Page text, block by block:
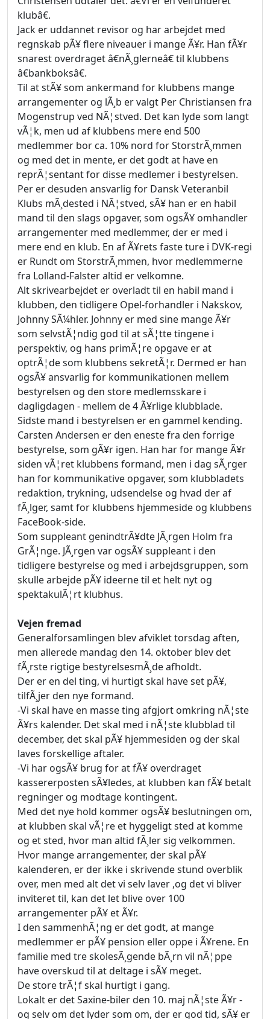
klubâ€.
Jack er uddannet revisor og har arbejdet med
regnskab pÃ¥ flere niveauer i mange Ã¥r. Han fÃ¥r
snarest overdraget â€nÃ¸glerneâ€ til klubbens
â€bankboksâ€.
Til at stÃ¥ som ankermand for klubbens mange
arrangementer og lÃ¸b er valgt Per Christiansen fra
Mogenstrup ved NÃ¦stved. Det kan lyde som langt
vÃ¦k, men ud af klubbens mere end 500
medlemmer bor ca. 10% nord for StorstrÃ¸mmen
og med det in mente, er det godt at have en
reprÃ¦sentant for disse medlemer i bestyrelsen.
Per er desuden ansvarlig for Dansk Veteranbil
Klubs mÃ¸dested i NÃ¦stved, sÃ¥ han er en habil
mand til den slags opgaver, som ogsÃ¥ omhandler
arrangementer med medlemmer, der er med i
mere end en klub. En af Ã¥rets faste ture i DVK-regi
er Rundt om StorstrÃ¸mmen, hvor medlemmerne
fra Lolland-Falster altid er velkomne.
Alt skrivearbejdet er overladt til en habil mand i
klubben, den tidligere Opel-forhandler i Nakskov,
Johnny SÃ¼hler. Johnny er med sine mange Ã¥r
som selvstÃ¦ndig god til at sÃ¦tte tingene i
perspektiv, og hans primÃ¦re opgave er at
optrÃ¦de som klubbens sekretÃ¦r. Dermed er han
ogsÃ¥ ansvarlig for kommunikationen mellem
bestyrelsen og den store medlemsskare i
dagligdagen - mellem de 4 Ã¥rlige klubblade.
Sidste mand i bestyrelsen er en gammel kending.
Carsten Andersen er den eneste fra den forrige
bestyrelse, som gÃ¥r igen. Han har for mange Ã¥r
siden vÃ¦ret klubbens formand, men i dag sÃ¸rger
han for kommunikative opgaver, som klubbladets
redaktion, trykning, udsendelse og hvad der af
fÃ¸lger, samt for klubbens hjemmeside og klubbens
FaceBook-side.
Som suppleant genindtrÃ¥dte JÃ¸rgen Holm fra
GrÃ¦nge. JÃ¸rgen var ogsÃ¥ suppleant i den
tidligere bestyrelse og med i arbejdsgruppen, som
skulle arbejde pÃ¥ ideerne til et helt nyt og
spektakulÃ¦rt klubhus.
Vejen fremad
Generalforsamlingen blev afviklet torsdag aften,
men allerede mandag den 14. oktober blev det
fÃ¸rste rigtige bestyrelsesmÃ¸de afholdt.
Der er en del ting, vi hurtigt skal have set pÃ¥,
tilfÃ¸jer den nye formand.
-Vi skal have en masse ting afgjort omkring nÃ¦ste
Ã¥rs kalender. Det skal med i nÃ¦ste klubblad til
december, det skal pÃ¥ hjemmesiden og der skal
laves forskellige aftaler.
-Vi har ogsÃ¥ brug for at fÃ¥ overdraget
kassererposten sÃ¥ledes, at klubben kan fÃ¥ betalt
regninger og modtage kontingent.
Med det nye hold kommer ogsÃ¥ beslutningen om,
at klubben skal vÃ¦re et hyggeligt sted at komme
og et sted, hvor man altid fÃ¸ler sig velkommen.
Hvor mange arrangementer, der skal pÃ¥
kalenderen, er der ikke i skrivende stund overblik
over, men med alt det vi selv laver ,og det vi bliver
inviteret til, kan det let blive over 100
arrangementer pÃ¥ et Ã¥r.
I den sammenhÃ¦ng er det godt, at mange
medlemmer er pÃ¥ pension eller oppe i Ã¥rene. En
familie med tre skolesÃ¸gende bÃ¸rn vil nÃ¦ppe
have overskud til at deltage i sÃ¥ meget.
De store trÃ¦f skal hurtigt i gang.
Lokalt er det Saxine-biler den 10. maj nÃ¦ste Ã¥r -
og selv om det lyder som om, der er god tid, sÃ¥ er